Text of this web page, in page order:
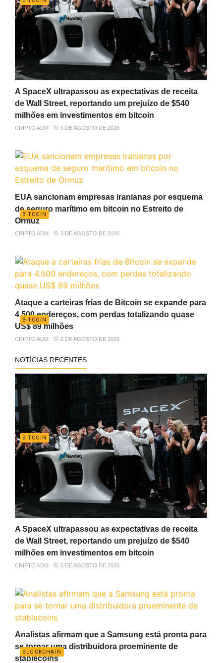
A SpaceX ultrapassou as expectativas de receita
de Wall Street, reportando um prejuízo de $540
milhões em investimentos em bitcoin
CRIPTO ADM 5 DE AGOSTO DE 2026
BITCOIN
EUA sancionam empresas iranianas por esquema
de seguro marítimo em bitcoin no Estreito de
Ormuz
CRIPTO ADM 3 DE AGOSTO DE 2026
BITCOIN
Ataque a carteiras frias de Bitcoin se expande para
4.500 endereços, com perdas totalizando quase
US$ 89 milhões
CRIPTO ADM 2 DE AGOSTO DE 2026
NOTÍCIAS RECENTES
BITCOIN
A SpaceX ultrapassou as expectativas de receita
de Wall Street, reportando um prejuízo de $540
milhões em investimentos em bitcoin
CRIPTO ADM 5 DE AGOSTO DE 2026
BLOCKCHAIN
Analistas afirmam que a Samsung está pronta para
se tornar uma distribuidora proeminente de
stablecoins